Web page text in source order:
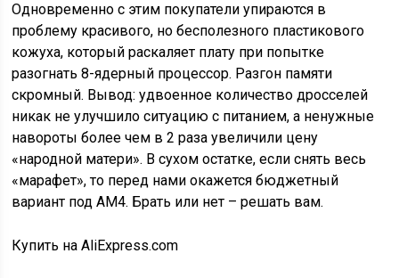
Одновременно с этим покупатели упираются в
проблему красивого, но бесполезного пластикового
кожуха, который раскаляет плату при попытке
разогнать 8-ядерный процессор. Разгон памяти
скромный. Вывод: удвоенное количество дросселей
никак не улучшило ситуацию с питанием, а ненужные
навороты более чем в 2 раза увеличили цену
«народной матери». В сухом остатке, если снять весь
«марафет», то перед нами окажется бюджетный
вариант под АМ4. Брать или нет – решать вам.
Купить на AliExpress.com